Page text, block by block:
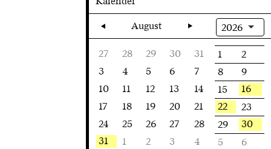
2026
August
27 28 29 30 31 1
2
3
4 5 6 7 8
9
10
11 12 13 14 15
16
17
18 19 20 21 22
23
24
25 26 27 28 29
30
31
1 2 3 4 5 6